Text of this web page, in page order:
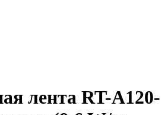
лента RT-A120-